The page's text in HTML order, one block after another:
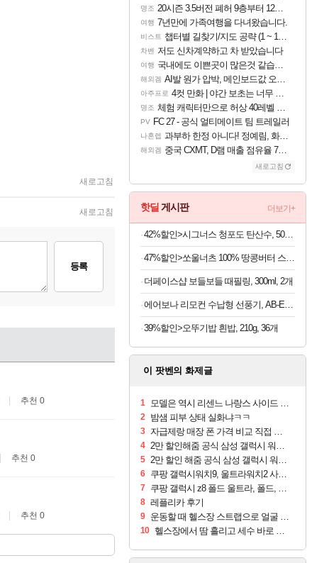
새로고침
새로고침
등록
추천 0
추천 0
추천 0
명조 20시즌 3.5버전 폐허 9층부터 12층까지 클리어 조합 | 죽음의 노래와 바닷속 폐허 |
여행 7년만에 가족여행을 다녀왔습니다.
비스트 챕터별 길찾기/지도 공략 (1 ~ 12장)
차벤 저도 신차계약하고 차 받았습니다
여행 국내에도 이쁜곳이 많은것 같습니다
해외겜 AI발 원가 압박, 메인보드값 오르나
아주프로 4컷 만화 | 야간 보초는 너무 힘들어
명조 체험 캐릭터만으로 허상 40레벨 하이와티아 5분 컷!｜에이메스·린네·모니에 명함
PV FC 27 - 공식 얼티메이트 팀 트레일러
나혼렙 과부하 한정 아니다! 정예림, 화속성 서포터 세대 교체
해외겜 중국 CXMT, D램 매출 점유율 7%…글로벌 4위로 부상
새로고침
핫딜 게시판 더보기+
42%할인>시그너스 청포도 탄산수, 500ml, 20개
47%할인>쏘울너츠 100% 땅콩버터 스무스, 500g, 2개
더페이스샵 보들보들 때필링, 300ml, 2개
에어보나 리모컨 수납형 선풍기, AB-E500FF, 1개
39%할인>오뚜기밥 흰밥, 210g, 36개
이 팟벤의 화제글
1 모델은 역시 리센느 나랑스 사이드 1.25L 1박스
2 밤샘 피부 상태 실화냐ㅋㅋ
3 자급제랑 매장 폰 가격 비교 직접 안가도 되네요
4 2만 할인해줌 공식 삼성 갤럭시 워치9 크림, 40mm, 블루투스
5 2만 할인 해줌 공식 삼성 갤럭시 워치9 실버, 44mm, 블루투스
6 쿠팡 갤럭시워치9, 울트라워치2 사전구매 혜택 받아보세요
7 쿠팡 갤럭시 z8 폴드 울트라, 폴드, 플립 사전예약
8 레플리카 후기
9 운동할 때 헬스장 스트랩으로 얼굴 만졌다가 볼 뒤집어짐
10 헬스장에서 땀 흘리고 세수 바로 안 하면 트러블 나냐?